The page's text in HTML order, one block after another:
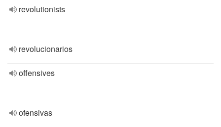
revolutionists
revolucionarios
offensives
ofensivas